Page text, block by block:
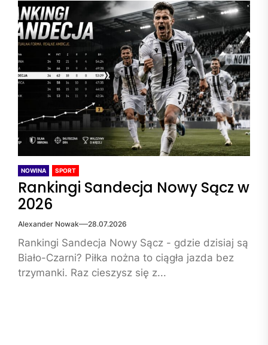
NOWINA SPORT
Rankingi Sandecja Nowy Sącz w
2026
Alexander Nowak 28.07.2026
Rankingi Sandecja Nowy Sącz - gdzie dzisiaj są
Biało-Czarni? Piłka nożna to ciągła jazda bez
trzymanki. Raz cieszysz się z...